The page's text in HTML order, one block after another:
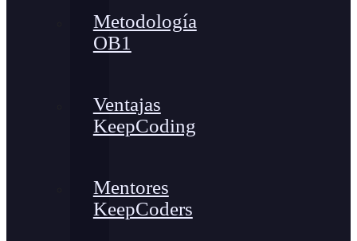
Metodología
OB1
Ventajas
KeepCoding
Mentores
KeepCoders